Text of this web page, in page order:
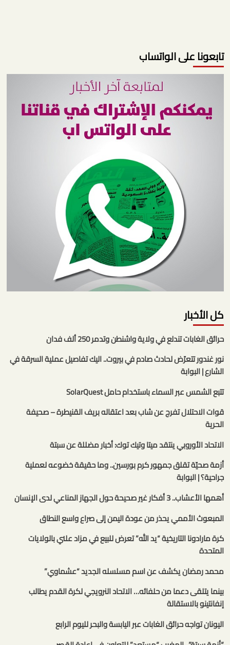
تابعونا على الواتساب
كل الأخبار
حرائق الغابات تندلع في ولاية واشنطن وتدمر 250 ألف فدان
نور غندور تتعرّض لحادث صادم في بيروت.. اليك تفاصيل عملية السرقة في
الشارع | البوابة
تتبع الشمس عبر السماء باستخدام حامل SolarQuest
قوات الاحتلال تفرج عن شاب بعد اعتقاله بريف القنيطرة – صحيفة
الحرية
الاتحاد الأوروبي ينتقد ميتا وتيك توك: أخبار مضللة عن سبتة
أزمة صحيّة تقلق جمهور كرم بورسين.. وما حقيقة خضوعه لعملية
جراحية؟ | البوابة
أهمها الأعشاب.. 3 أفكار غير صحيحة حول الجهاز المناعي لدى الإنسان
المبعوث الأممي يحذر من عودة اليمن إلى صراع واسع النطاق
كرة مارادونا التاريخية “يد الله” تعرض للبيع في مزاد علني بالولايات
المتحدة
محمد رمضان يكشف عن اسم مسلسله الجديد “عشماوي”
بينما يتلقى دعما من حلفائه… الاتحاد النرويجي لكرة القدم يطالب
إنفانتينو بالاستقالة
اليونان تواجه حرائق الغابات عبر اليابسة والبحر لليوم الرابع